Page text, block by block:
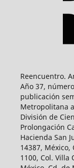
Reencuentro.
Año 37,
publicación
Metropolitana
División de
Prolongación
Hacienda San
14387, México,
1100, Col. Villa